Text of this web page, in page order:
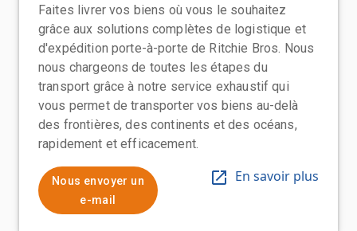
Faites livrer vos biens où vous le souhaitez
grâce aux solutions complètes de logistique et
d'expédition porte-à-porte de Ritchie Bros. Nous
nous chargeons de toutes les étapes du
transport grâce à notre service exhaustif qui
vous permet de transporter vos biens au-delà
des frontières, des continents et des océans,
rapidement et efficacement.
Nous envoyer un
e-mail
En savoir plus